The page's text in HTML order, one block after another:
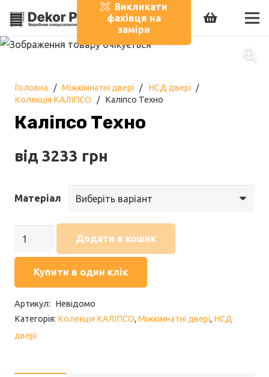
Викликати
фахівця на
заміри
Головна / Міжкімнатні двері / НСД двері
/
Колекція КАЛІПСО
/ Каліпсо Техно
Каліпсо Техно
від 3233 грн
Матеріал
Каліпсо
кількість
Додати в кошик
Купити в один клік
Артикул:
Невідомо
Категорія: Колекція КАЛІПСО, Міжкімнатні двері, НСД
двері